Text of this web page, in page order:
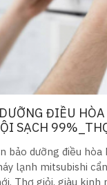
ĐIỀU
SẠCH
bảo dưỡng điều hòa
lạnh mitsubishi
Thợ giỏi, giàu kinh